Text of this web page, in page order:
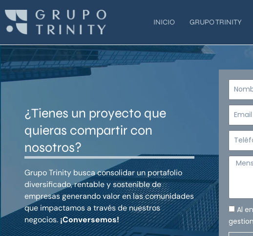
contenido
INICIO GRUPO TRINITY
¿Tienes un proyecto que
quieras compartir con
nosotros?
Grupo Trinity busca consolidar un portafolio
diversificado, rentable y sostenible de
empresas generando valor en las comunidades
que impactamos a través de nuestros
negocios.¡Conversemos!
Nombre
Email
Teléfono
Al